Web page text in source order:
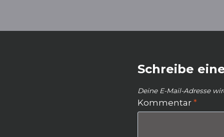
Schreibe
Deine E-Mail-Adresse
Kommentar *